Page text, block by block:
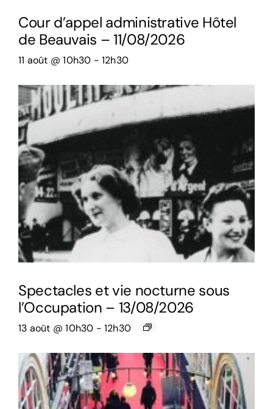
Cour d’appel administrative Hôtel
de Beauvais – 11/08/2026
11 août @ 10h30 - 12h30
Spectacles et vie nocturne sous
l’Occupation – 13/08/2026
13 août @ 10h30 - 12h30